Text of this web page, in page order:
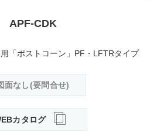
APF-CDK
「ポストコーン」PF・LFTRタイプ
面なし(要問合せ)
カタログ